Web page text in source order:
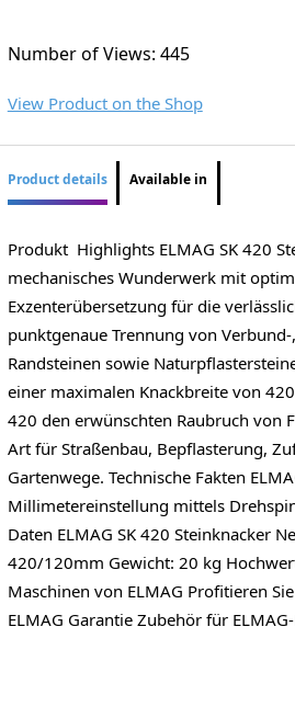
Number of Views: 445
View Product on the Shop
Product details Available in
Produkt Highlights ELMAG SK 420
mechanisches Wunderwerk mit
Exzenterübersetzung für die
punktgenaue Trennung von
Randsteinen sowie
einer maximalen Knackbreite von
420 den erwünschten Raubruch von
Art für Straßenbau, Bepflasterung,
Gartenwege. Technische Fakten
Millimetereinstellung mittels
Daten ELMAG SK 420 Steinknacker
420/120mm Gewicht: 20 kg
Maschinen von ELMAG Profitieren
ELMAG Garantie Zubehör für